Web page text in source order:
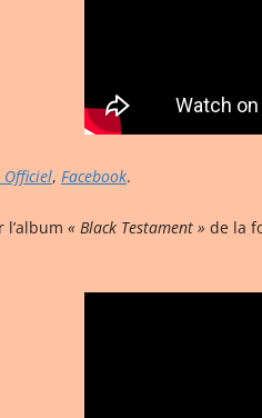
Officiel, Facebook.
« Black Testament » de la